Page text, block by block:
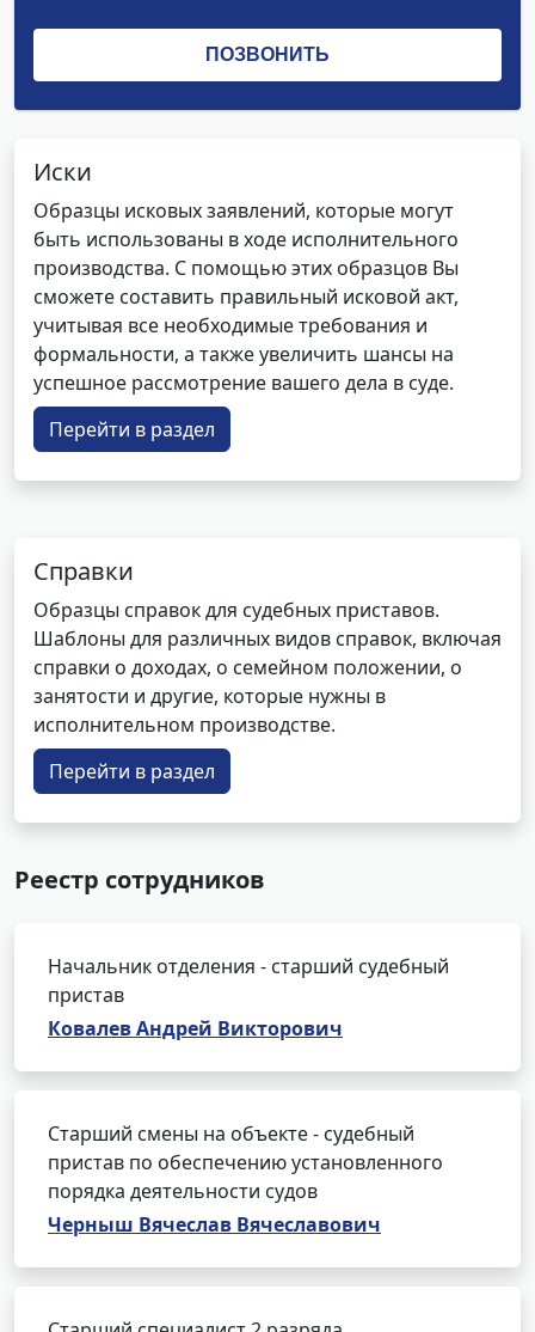
Иски
Образцы исковых заявлений, которые могут
быть использованы в ходе исполнительного
производства. С помощью этих образцов Вы
сможете составить правильный исковой акт,
учитывая все необходимые требования и
формальности, а также увеличить шансы на
успешное рассмотрение вашего дела в суде.
Перейти в раздел
Справки
Образцы справок для судебных приставов.
Шаблоны для различных видов справок, включая
справки о доходах, о семейном положении, о
занятости и другие, которые нужны в
исполнительном производстве.
Перейти в раздел
Реестр сотрудников
Начальник отделения - старший судебный
пристав
Ковалев Андрей Викторович
Старший смены на объекте - судебный
пристав по обеспечению установленного
порядка деятельности судов
Черныш Вячеслав Вячеславович